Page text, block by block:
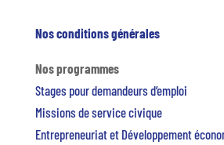
Nos conditions générales
Nos programmes
Stages pour demandeurs d’emploi
Missions de service civique
Entrepreneuriat et Développement